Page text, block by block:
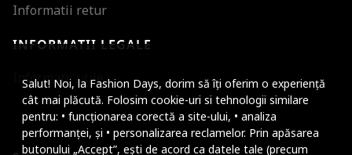
Salut! Noi, la Fashion Days, dorim să îți oferim o experiență
cât mai plăcută. Folosim cookie-uri si tehnologii similare
pentru: • funcționarea corectă a site-ului, • analiza
performanței, și • personalizarea reclamelor. Prin apăsarea
butonului „Accept”, ești de acord ca datele tale (precum
Informatii retur
INFORMATII LEGALE
Informatii utile
Micsoreaza
Mareste spatierea